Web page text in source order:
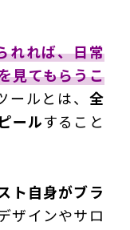
れれば、日常
見てもらうこ
ルとは、 全
ールすること
ト自身がブラ
ザインやサロ